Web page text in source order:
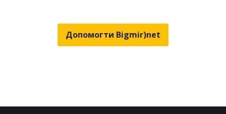
Допомогти Bigmir)net